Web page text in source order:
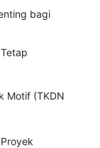
bagi
Motif (TKDN